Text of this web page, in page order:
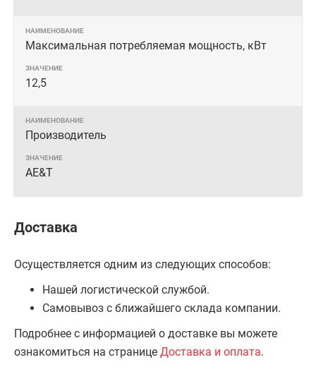
Максимальная потребляемая мощность, кВт
12,5
Производитель
AE&T
Доставка
Осуществляется одним из следующих способов:
Нашей логистической службой.
Самовывоз с ближайшего склада компании.
Подробнее с информацией о доставке вы можете
ознакомиться на странице Доставка и оплата.